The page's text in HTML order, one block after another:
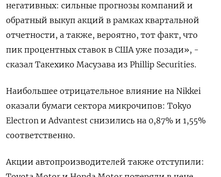
негативных: сильные прогнозы компаний и
обратный выкуп акций в рамках квартальной
отчетности, а также, вероятно, тот факт, что
пик процентных ставок в США уже позади», -
сказал Такехико Масузава из Phillip Securities.
Наибольшее отрицательное влияние на Nikkei
оказали бумаги сектора микрочипов: Tokyo
Electron и Advantest снизились на 0,87% и 1,55%
соответственно.
Акции автопроизводителей также отступили: